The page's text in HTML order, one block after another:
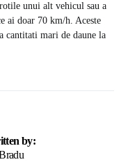
unui alt vehicul sau a
ai doar 70 km/h. Aceste
cantitati mari de daune la
by: